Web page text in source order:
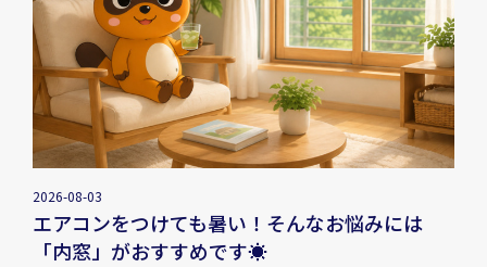
2026-08-03
エアコンをつけても暑い！そんなお悩みには
「内窓」がおすすめです☀️